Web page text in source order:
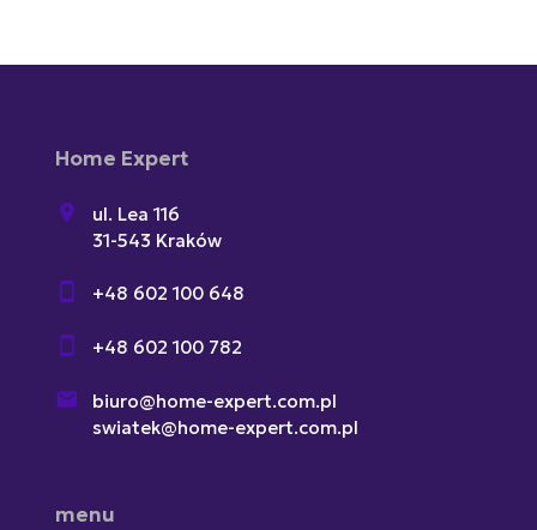
Home Expert
ul. Lea 116
31-543 Kraków
+48 602 100 648
+48 602 100 782
biuro@home-expert.com.pl
swiatek@home-expert.com.pl
menu